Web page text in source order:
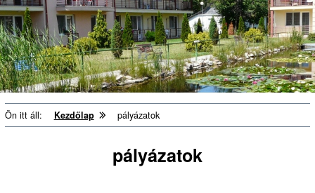
Ön itt áll: Kezdőlap pályázatok
pályázatok